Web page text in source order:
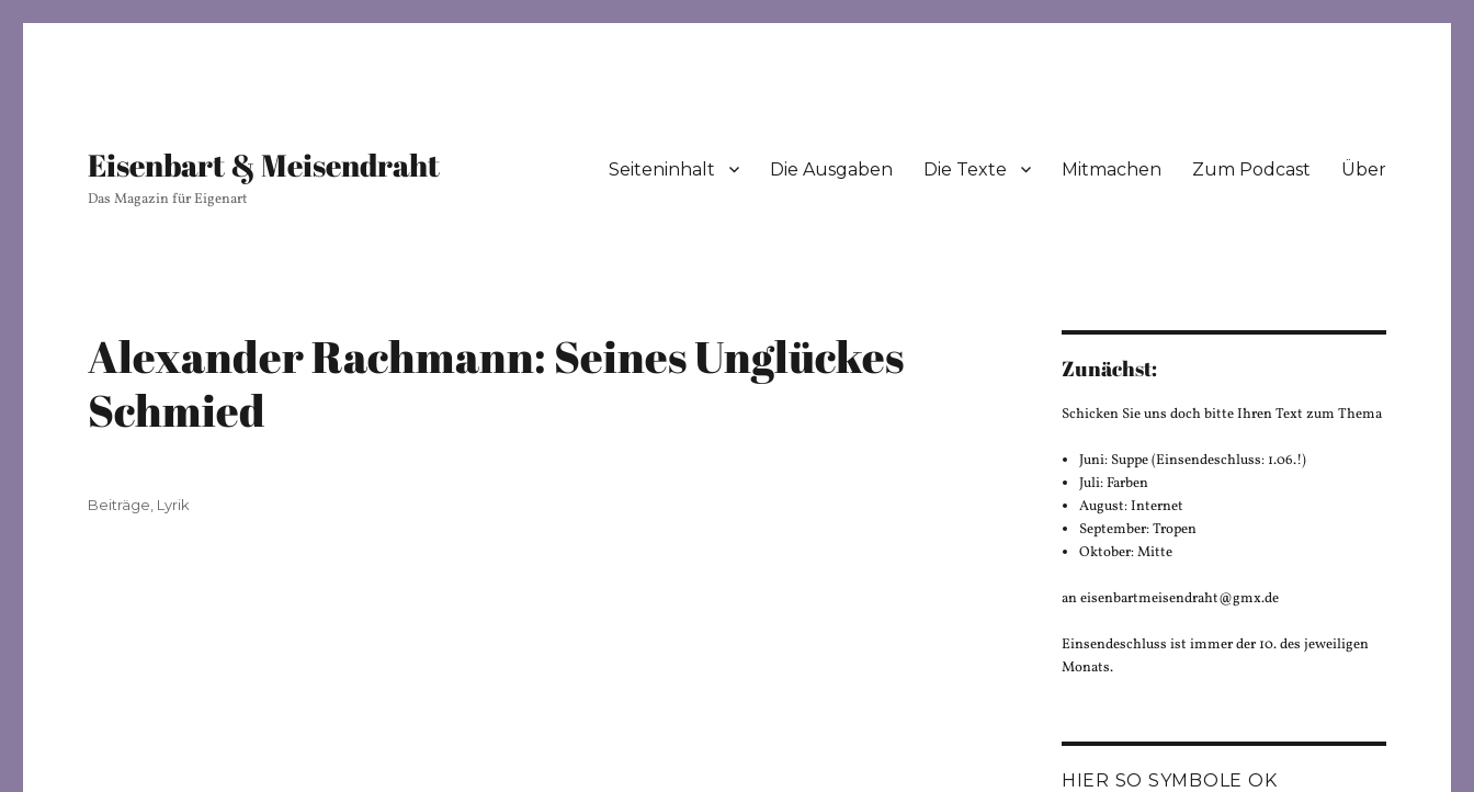
Eisenbart & Meisendraht
Das Magazin für Eigenart
Seiteninhalt Die Ausgaben Die Texte Mitmachen Zum Podcast Über
Alexander Rachmann: Seines Unglückes
Schmied
Veröffentlicht
Kategorien
Beiträge Lyrik
Zunächst:
Schicken Sie uns doch bitte Ihren Text zum Thema
Juni: Suppe (Einsendeschluss: 1.06.!)
Juli: Farben
August: Internet
September: Tropen
Oktober: Mitte
an eisenbartmeisendraht@gmx.de
Einsendeschluss ist immer der 10. des jeweiligen
Monats.
HIER SO SYMBOLE OK